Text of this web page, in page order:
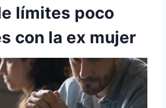
límites poco
con la ex mujer